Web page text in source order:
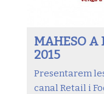
MAHESO A
2015
Presentarem
canal Retail i